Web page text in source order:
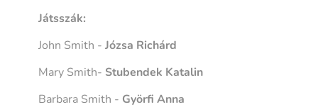
Játsszák:
John Smith -Józsa Richárd
Mary Smith- Stubendek Katalin
Barbara Smith - Györfi Anna